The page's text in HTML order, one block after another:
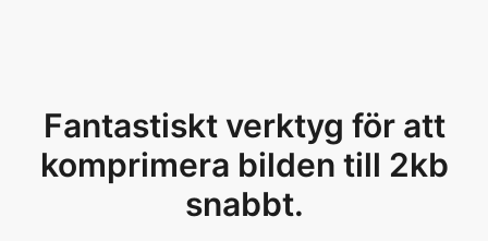
snabbt.
Bästa bildkompressor online.